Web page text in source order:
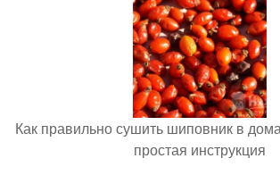
Как правильно сушить шиповник в
простая инструкция